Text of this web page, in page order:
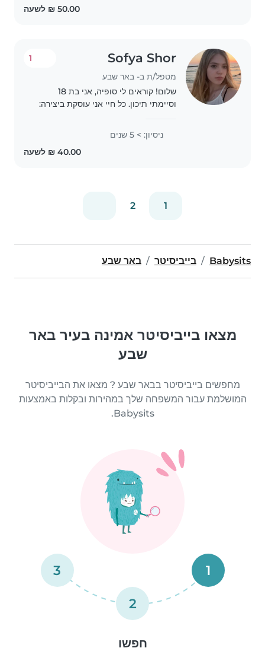
Sofya Shor
מטפל/ת ב- באר שבע
1
שלום! קוראים לי סופיה, אני בת 18
וסיימתי תיכון. כל חיי אני עוסקת ביצירה:
בילדים — שמרתי על האחים והאחיות
ניסיון: > 5 שנים
1
2
Babysits בייביסיטר באר שבע
מצאו בייביסיטר אמינה בעיר באר
שבע
מחפשים בייביסיטר בבאר שבע ? מצאו את הבייביסיטר
המושלמת עבור המשפחה שלך במהירות ובקלות באמצעות
Babysits.
1
2
3
חפשו